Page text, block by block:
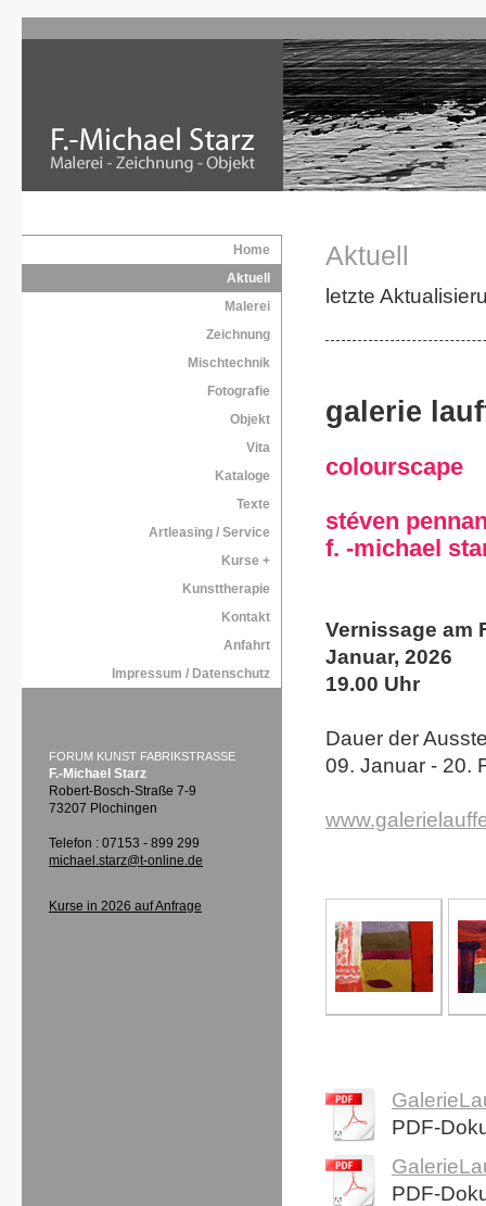
Aktuell
letzte
galerie
colourscape
stéven
f. -michael
Vernissage am
Januar, 2026
19.00 Uhr
Dauer der
09. Januar - 20.
PDF-
PDF-
Home
Aktuell
Malerei
Zeichnung
Mischtechnik
Fotografie
Objekt
Vita
Kataloge
Texte
Artleasing / Service
Kurse +
Kunsttherapie
Kontakt
Anfahrt
Impressum / Datenschutz
FORUM KUNST FABRIKSTRASSE
F.-Michael Starz
Robert-Bosch-Straße 7-9
73207 Plochingen
Telefon : 07153 - 899 299
michael.starz@t-online.de
Kurse in 2026 auf Anfrage